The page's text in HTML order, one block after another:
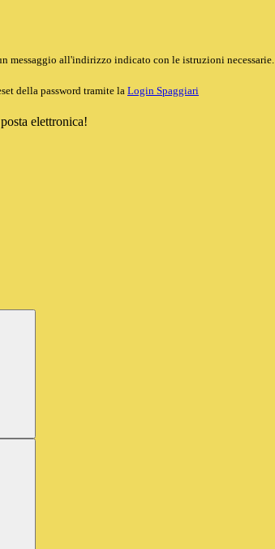
messaggio all'indirizzo indicato con le istruzioni necessarie.
della password tramite la Login Spaggiari
elettronica!